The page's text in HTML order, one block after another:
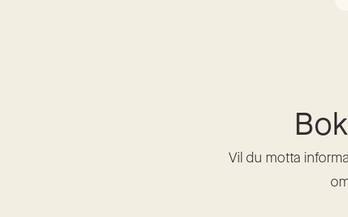
Vil du motta